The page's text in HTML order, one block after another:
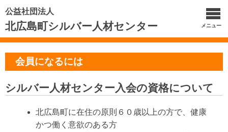
公益社団法人
北広島町シルバー人材センター メニュー
会員になるには
シルバー人材センター入会の資格について
北広島町に在住の原則６０歳以上の方で、健康
かつ働く意欲のある方